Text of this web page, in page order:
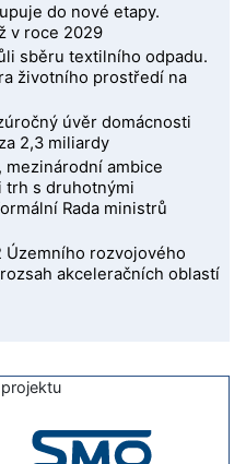
do nové etapy.
v roce 2029
sběru textilního odpadu.
životního prostředí na
úvěr domácnosti
2,3 miliardy
ambice
trh s druhotnými
Rada ministrů
Územního rozvojového
akceleračních oblastí